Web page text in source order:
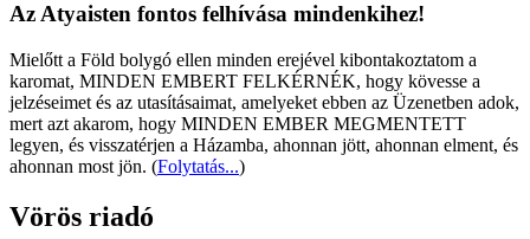
Az Atyaisten fontos felhívása mindenkihez!
Mielőtt a Föld bolygó ellen minden erejével kibontakoztatom a
karomat, MINDEN EMBERT FELKÉRNÉK, hogy kövesse a
jelzéseimet és az utasításaimat, amelyeket ebben az Üzenetben adok,
mert azt akarom, hogy MINDEN EMBER MEGMENTETT
legyen, és visszatérjen a Házamba, ahonnan jött, ahonnan elment, és
ahonnan most jön. (Folytatás...)
Vörös riadó